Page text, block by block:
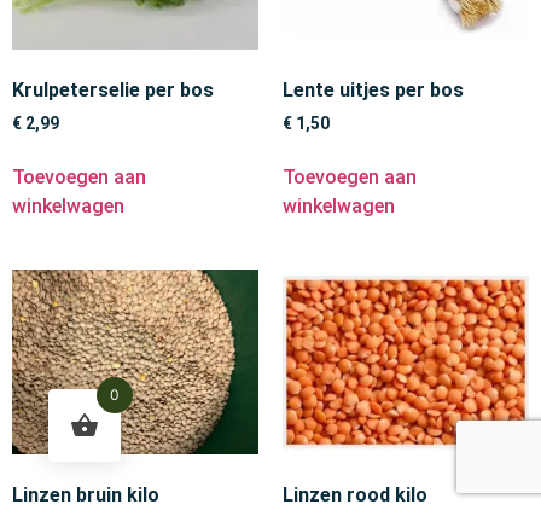
Krulpeterselie per bos
€ 2,99
Toevoegen aan
winkelwagen
Lente uitjes per bos
€ 1,50
Toevoegen aan
winkelwagen
Linzen bruin kilo Linzen rood kilo
0